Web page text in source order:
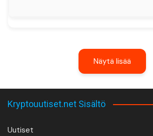
Näytä lisää
Kryptouutiset.net Sisältö
Uutiset